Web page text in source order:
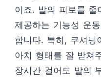
이죠. 발의 피로를 줄
제공하는 기능성 운
합니다. 특히, 쿠셔닝
아치 형태를 잘 받쳐
장시간 걸어도 발의